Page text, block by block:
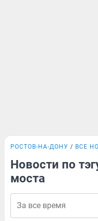
РОСТОВ-НА-ДОНУ ВСЕ
Новости по
моста